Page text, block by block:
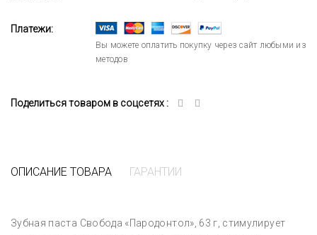
Платежи:
Вы можете оплатить покупку через сайт любыми из
методов
Поделиться товаром в соцсетях :
ОПИСАНИЕ ТОВАРА ГАРАНТИИ
Зубная паста Свобода «Пародонтол», 63 г, стимулирует